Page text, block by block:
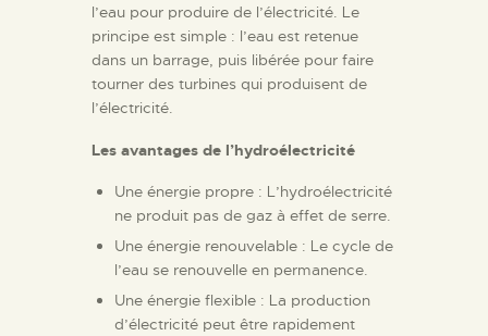
l’eau pour produire de l’électricité. Le
principe est simple : l’eau est retenue
dans un barrage, puis libérée pour faire
tourner des turbines qui produisent de
l’électricité.
Les avantages de l’hydroélectricité
Une énergie propre : L’hydroélectricité
ne produit pas de gaz à effet de serre.
Une énergie renouvelable : Le cycle de
l’eau se renouvelle en permanence.
Une énergie flexible : La production
d’électricité peut être rapidement